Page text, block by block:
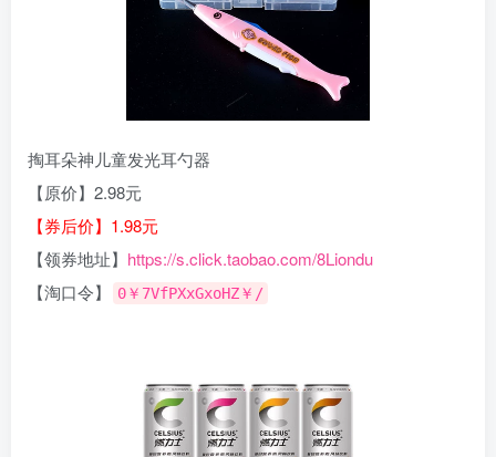
掏耳朵神儿童发光耳勺器
【原价】2.98元
【券后价】1.98元
【领券地址】 https://s.click.taobao.com/8Liondu
【淘口令】
0￥7VfPXxGxoHZ￥/